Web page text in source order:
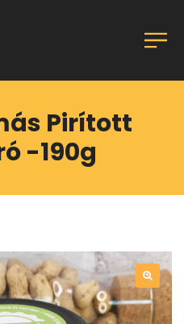
Pirított
-190g